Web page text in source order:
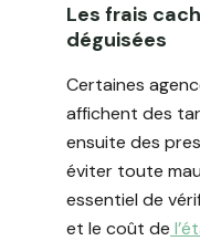
Les frais
déguisées
Certaines
affichent des
ensuite des
éviter toute
essentiel de
et le coût de